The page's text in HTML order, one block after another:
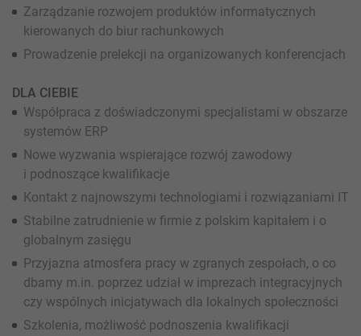
Zarządzanie rozwojem produktów informatycznych
kierowanych do biur rachunkowych
Prowadzenie prelekcji na organizowanych konferencjach
DLA CIEBIE
Współpraca z doświadczonymi specjalistami w obszarze
systemów ERP
Nowe wyzwania wspierające rozwój zawodowy
i podnoszące kwalifikacje
Kontakt z najnowszymi technologiami i rozwiązaniami IT
Stabilne zatrudnienie w firmie z polskim kapitałem i o
globalnym zasięgu
Przyjazna atmosfera pracy w zgranych zespołach, o co
dbamy m.in. poprzez udział w imprezach integracyjnych
czy wspólnych inicjatywach dla lokalnych społeczności
Szkolenia, możliwość podnoszenia kwalifikacji